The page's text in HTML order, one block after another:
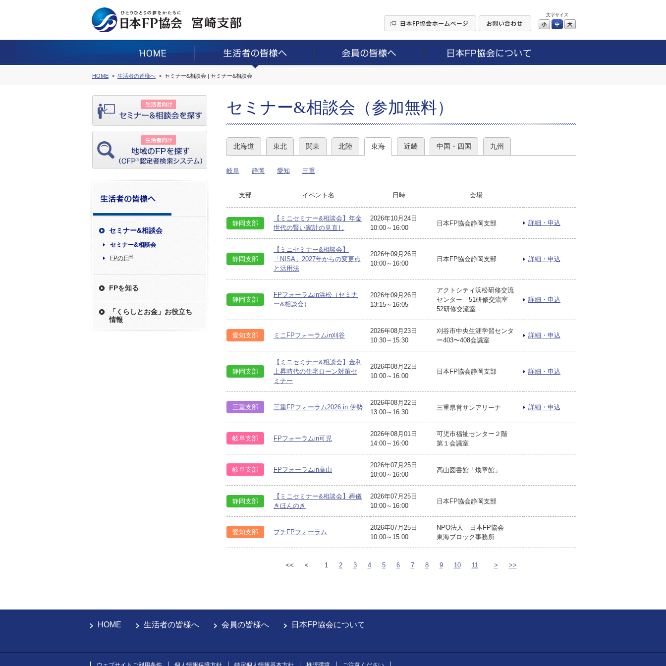
文字サイズ
小 中
HOME 生活者の皆様へ セミナー&相談会 | セミナー&相談会
セミナー&相談会
セミナー&相談会
FPの日 ®
FPを知る
「くらしとお金」お役立ち
情報
セミナー&相談会（参加無料）
北海道 東北 関東 北陸 東海 近畿 中国・四国 九州
岐阜 静岡 愛知 三重
支部 イベント名 日時 会場
静岡支部
【ミニセミナー&相談会】年金
世代の賢い家計の見直し
2026年10月24日
10:00～16:00
日本FP協会静岡支部 詳細・申込
静岡支部
【ミニセミナー&相談会】
「NISA」2027年からの変更点
と活用法
2026年09月26日
10:00～16:00
日本FP協会静岡支部 詳細・申込
静岡支部
FPフォーラムin浜松（セミナ
ー&相談会）
2026年09月26日
13:15～16:05
アクトシティ浜松研修交流
センター 51研修交流室
52研修交流室
詳細・申込
愛知支部 ミニFPフォーラムin刈谷
2026年08月23日
10:30～15:30
刈谷市中央生涯学習センタ
ー403〜408会議室
詳細・申込
静岡支部
【ミニセミナー&相談会】金利
上昇時代の住宅ローン対策セ
ミナー
2026年08月22日
10:00～16:00
日本FP協会静岡支部 詳細・申込
三重支部 三重FPフォーラム2026 in 伊勢
2026年08月22日
13:00～16:30
三重県営サンアリーナ 詳細・申込
岐阜支部 FPフォーラムin可児
2026年08月01日
14:00～16:00
可児市福祉センター２階
第１会議室
岐阜支部 FPフォーラムin高山
2026年07月25日
10:00～16:00
高山図書館「煥章館」
静岡支部
【ミニセミナー&相談会】葬儀
きほんのき
2026年07月25日
10:00～16:00
日本FP協会静岡支部
愛知支部 プチFPフォーラム
2026年07月25日
10:00～15:00
NPO法人 日本FP協会
東海ブロック事務所
<< < 1 2 3 4 5 6 7 8 9 10 11 > >>
HOME 生活者の皆様へ 会員の皆様へ 日本FP協会について